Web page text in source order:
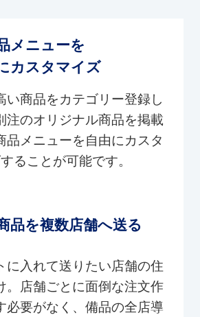
メニューを
カスタマイズ
い商品をカテゴリー登録し
注のオリジナル商品を掲載
品メニューを自由にカスタ
ることが可能です。
品を複数店舗へ送る
に入れて送りたい店舗の住
。店舗ごとに面倒な注文作
必要がなく、備品の全店導